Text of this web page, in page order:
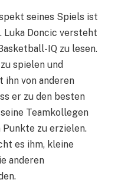
seines Spiels ist
Luka Doncic versteht
IQ zu lesen.
spielen und
ihn von anderen
er zu den besten
Teamkollegen
zu erzielen.
es ihm, kleine
anderen